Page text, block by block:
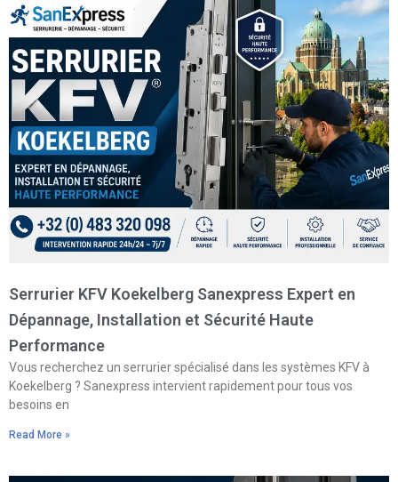
Serrurier KFV Koekelberg Sanexpress Expert en
Dépannage, Installation et Sécurité Haute
Performance
Vous recherchez un serrurier spécialisé dans les systèmes KFV à
Koekelberg ? Sanexpress intervient rapidement pour tous vos
besoins en
Read More »